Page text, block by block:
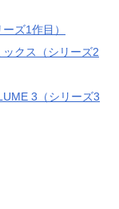
ズ1作目）
クス（シリーズ2
3（シリーズ3